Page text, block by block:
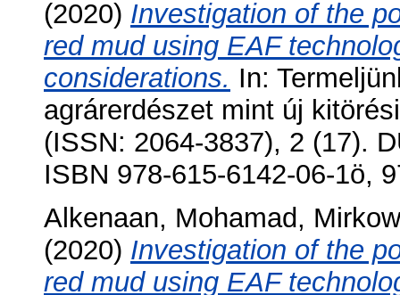
(2020) Investigation of the
red mud using EAF
considerations. In:
agrárerdészet mint új
(ISSN: 2064-3837), 2 (17).
ISBN 978-615-6142-06-1ö,
Alkenaan, Mohamad,
(2020) Investigation of the
red mud using EAF